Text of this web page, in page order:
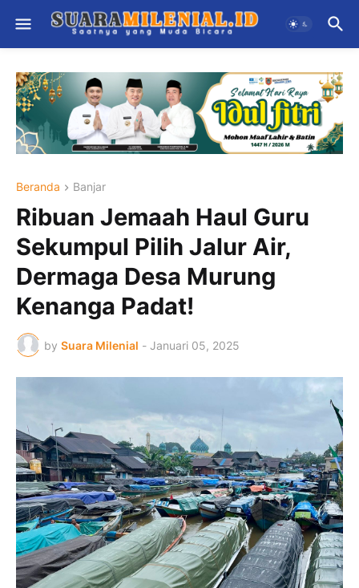
Beranda Banjar
Ribuan Jemaah Haul Guru
Sekumpul Pilih Jalur Air,
Dermaga Desa Murung
Kenanga Padat!
by Suara Milenial - Januari 05, 2025